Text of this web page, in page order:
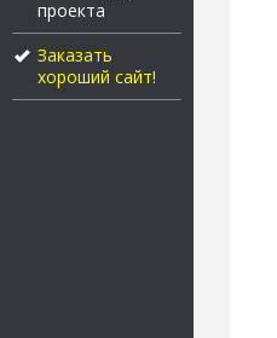
проекта
Заказать
хороший сайт!